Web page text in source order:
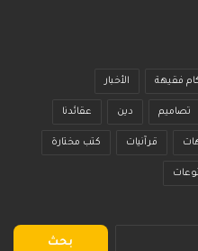
فقيهة الأخبار
تصاميم دين عقائدنا
قرآنيات كتب مختارة
البحث